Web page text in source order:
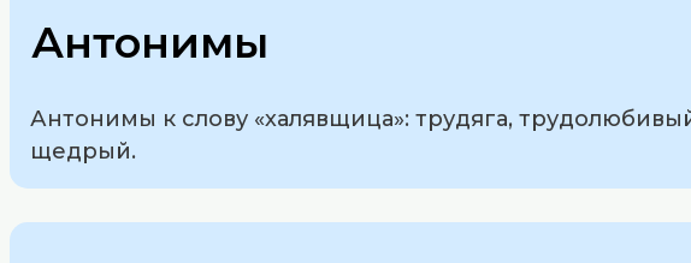
Антонимы
Антонимы к слову «халявщица»: трудяга,
щедрый.